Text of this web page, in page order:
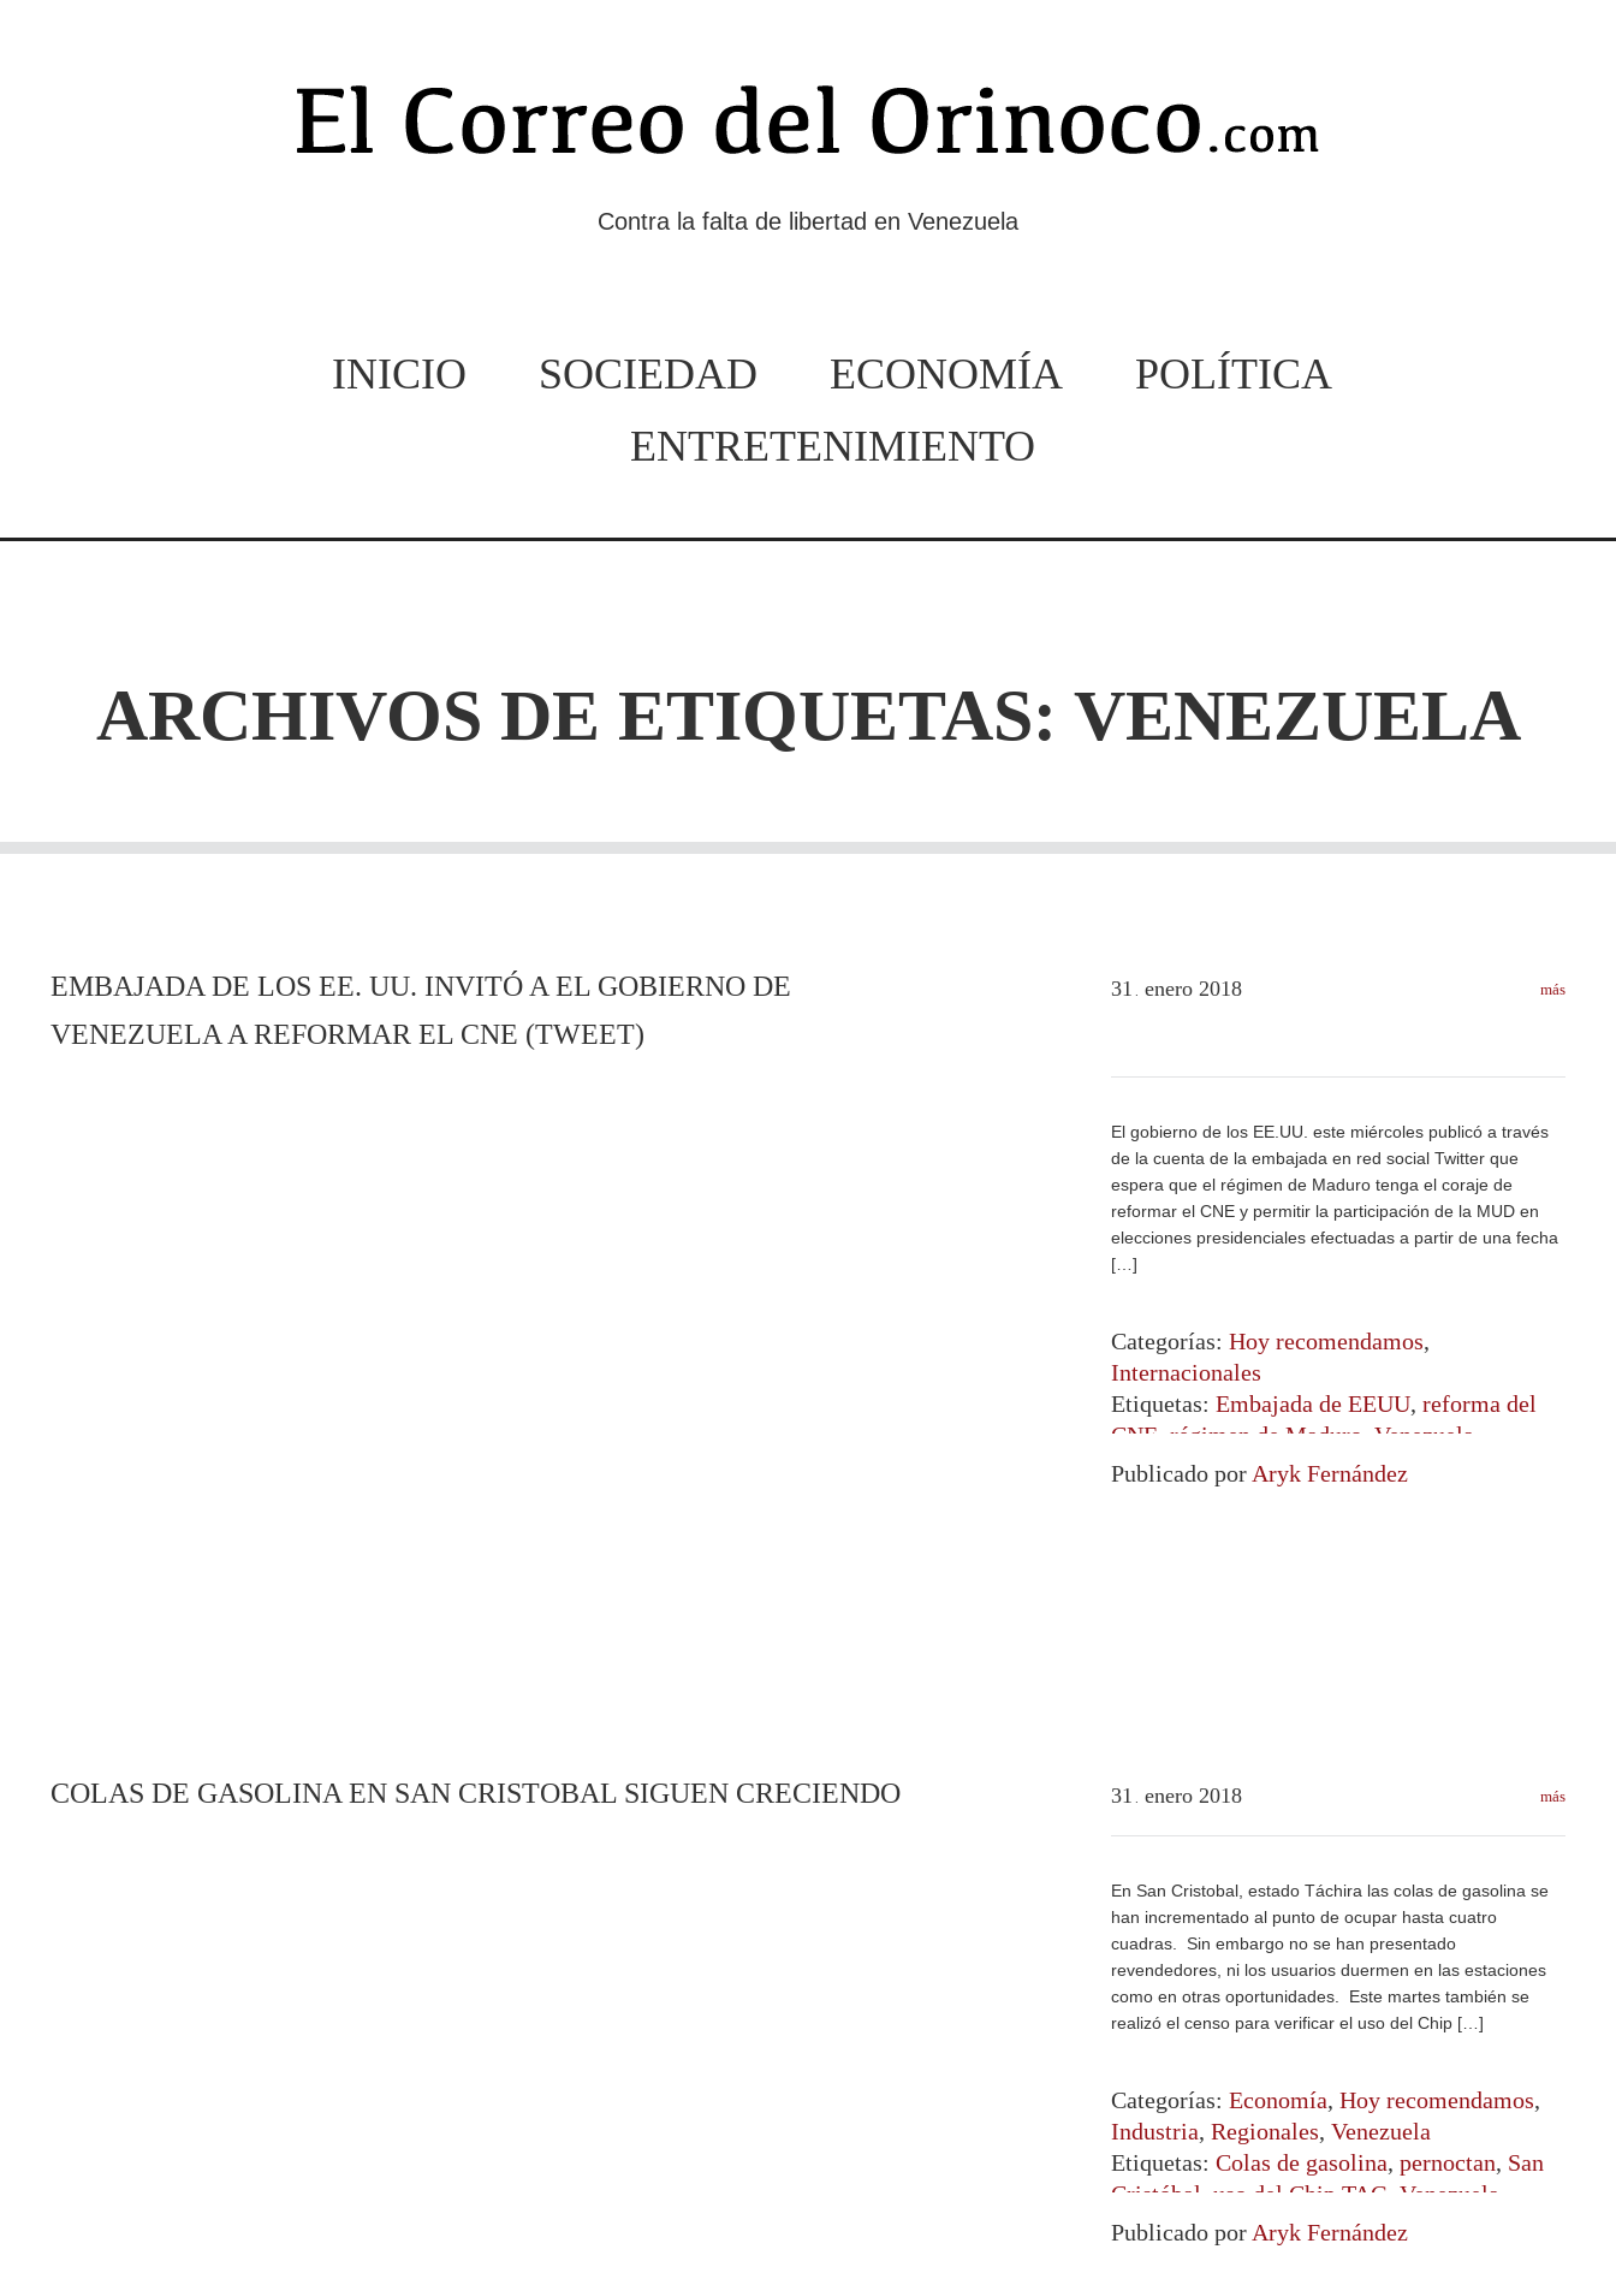
Contra la falta de libertad en Venezuela
INICIO SOCIEDAD ECONOMÍA
POLÍTICA
ENTRETENIMIENTO
ARCHIVOS DE ETIQUETAS: VENEZUELA
EMBAJADA DE LOS EE. UU. INVITÓ A EL GOBIERNO DE
VENEZUELA A REFORMAR EL CNE (TWEET)
31 enero 2018
El gobierno de los EE.UU. este miércoles publicó a través
de la cuenta de la embajada en red social Twitter que
espera que el régimen de Maduro tenga el coraje de
reformar el CNE y permitir la participación de la MUD en
elecciones presidenciales efectuadas a partir de una fecha
[…]
más
Categorías: Hoy recomendamos,
Internacionales
Etiquetas: Embajada de EEUU, reforma del
CNE régimen de Maduro Venezuela
Publicado por Aryk Fernández
COLAS DE GASOLINA EN SAN CRISTOBAL SIGUEN CRECIENDO 31 enero 2018
En San Cristobal, estado Táchira las colas de gasolina se
han incrementado al punto de ocupar hasta cuatro
cuadras. Sin embargo no se han presentado
revendedores, ni los usuarios duermen en las estaciones
como en otras oportunidades. Este martes también se
realizó el censo para verificar el uso del Chip […]
más
Categorías: Economía, Hoy recomendamos,
Industria, Regionales, Venezuela
Etiquetas: Colas de gasolina, pernoctan, San
Cristóbal uso del Chip TAG Venezuela
Publicado por Aryk Fernández